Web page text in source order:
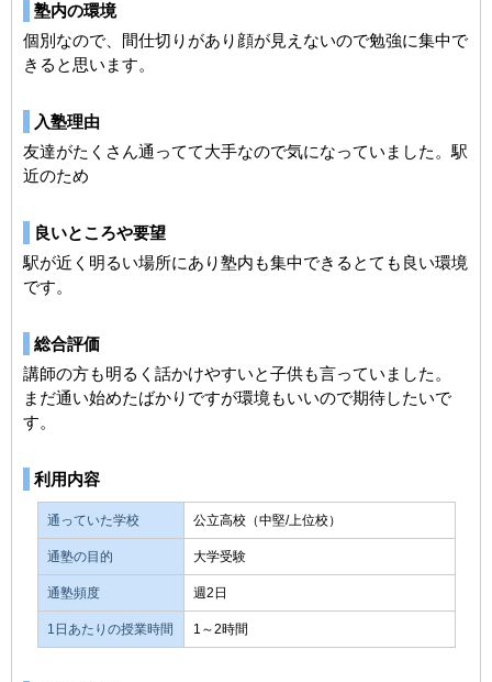
塾内の環境
個別なので、間仕切りがあり顔が見えないので勉強に集中で
きると思います。
入塾理由
友達がたくさん通ってて大手なので気になっていました。駅
近のため
良いところや要望
駅が近く明るい場所にあり塾内も集中できるとても良い環境
です。
総合評価
講師の方も明るく話かけやすいと子供も言っていました。
まだ通い始めたばかりですが環境もいいので期待したいで
す。
利用内容
通っていた学校 公立高校（中堅/上位校）
通塾の目的 大学受験
通塾頻度 週2日
1日あたりの授業時間 1～2時間